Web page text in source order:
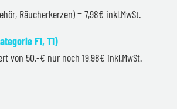
Räucherkerzen) = 7,98€ inkl.MwSt.
F1, T1)
von 50,-€ nur noch 19,98€ inkl.MwSt.